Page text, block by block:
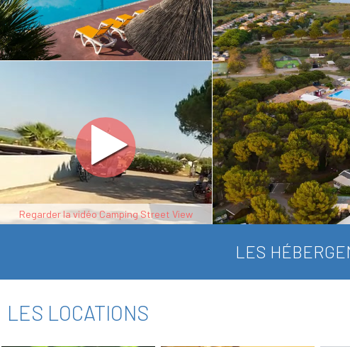
Regarder la vidéo Camping Street View
LES
LES LOCATIONS